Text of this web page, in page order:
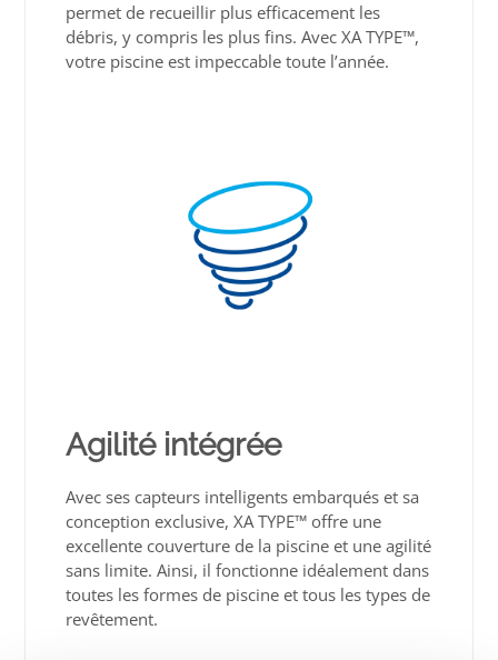
permet de recueillir plus efficacement les
débris, y compris les plus fins. Avec XA TYPE™,
votre piscine est impeccable toute l’année.
Agilité intégrée
Avec ses capteurs intelligents embarqués et sa
conception exclusive, XA TYPE™ offre une
excellente couverture de la piscine et une agilité
sans limite. Ainsi, il fonctionne idéalement dans
toutes les formes de piscine et tous les types de
revêtement.